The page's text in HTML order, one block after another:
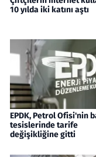
10 yılda iki katını aştı
EPDK, Petrol Ofisi'nin
tesislerinde tarife
değişikliğine gitti